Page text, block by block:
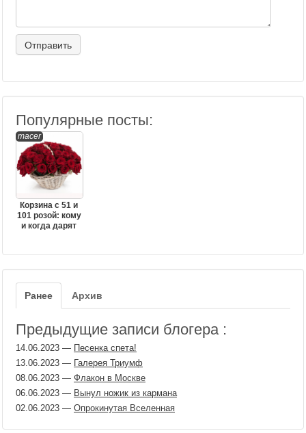
Популярные посты:
macer
Корзина с 51 и
101 розой: кому
и когда дарят
Ранее Архив
Предыдущие записи блогера :
14.06.2023 — Песенка спета!
13.06.2023 — Галерея Триумф
08.06.2023 — Флакон в Москве
06.06.2023 — Вынул ножик из кармана
02.06.2023 — Опрокинутая Вселенная